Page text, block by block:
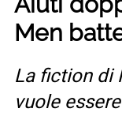
Men
La fiction di
vuole